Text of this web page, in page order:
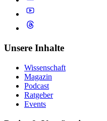
Unsere Inhalte
Wissenschaft
Magazin
Podcast
Ratgeber
Events